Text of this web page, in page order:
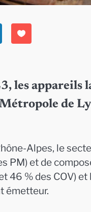
les appareils
de
Alpes, le
PM) et de
46 % des COV)
émetteur.